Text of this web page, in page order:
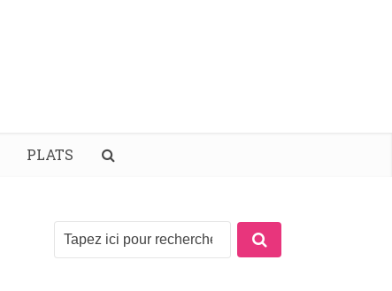
PLATS